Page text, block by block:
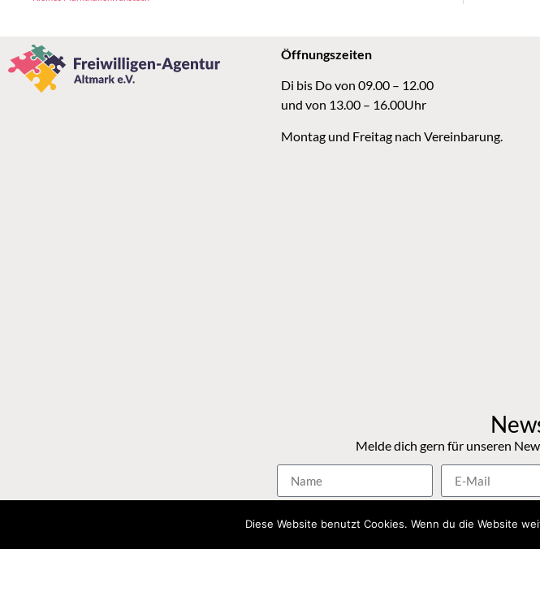
Öffnungszeiten
Di bis Do von 09.00 – 12.00
und von 13.00 – 16.00Uhr
Montag und Freitag nach Vereinbarung.
Melde dich gern für unseren
Diese Website benutzt Cookies. Wenn du die Website